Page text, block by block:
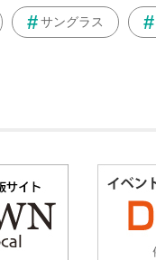
サングラス